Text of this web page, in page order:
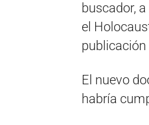
buscador,
el
publicación
El nuevo
habría